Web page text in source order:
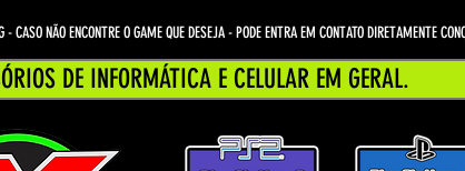
DE INFORMÁTICA E CELULAR EM GERAL.
- CASO NÃO ENCONTRE O GAME QUE DESEJA - PODE ENTRA EM CONTATO DIRETAMENTE